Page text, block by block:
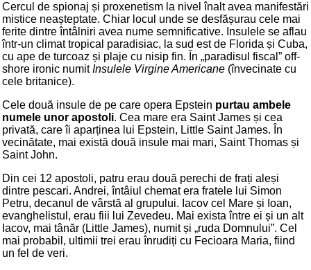
Cercul de spionaj și proxenetism la nivel înalt avea manifestări
mistice neașteptate. Chiar locul unde se desfășurau cele mai
ferite dintre întâlniri avea nume semnificative. Insulele se aflau
într-un climat tropical paradisiac, la sud est de Florida și Cuba,
cu ape de turcoaz și plaje cu nisip fin. În „paradisul fiscal” off-
shore ironic numitInsulele Virgine Americane (învecinate cu
cele britanice).
Cele două insule de pe care opera Epstein purtau ambele
numele unor apostoli. Cea mare era Saint James și cea
privată, care îi aparținea lui Epstein, Little Saint James. În
vecinătate, mai există două insule mai mari, Saint Thomas și
Saint John.
Din cei 12 apostoli, patru erau două perechi de frați aleși
dintre pescari. Andrei, întâiul chemat era fratele lui Simon
Petru, decanul de vârstă al grupului. Iacov cel Mare și Ioan,
evanghelistul, erau fiii lui Zevedeu. Mai exista între ei și un alt
Iacov, mai tânăr (Little James), numit și „ruda Domnului”. Cel
mai probabil, ultimii trei erau înrudiți cu Fecioara Maria, fiind
un fel de veri.